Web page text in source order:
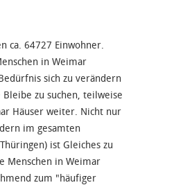
ca. 64727 Einwohner.
in Weimar
sich zu verändern
zu suchen, teilweise
Häuser weiter. Nicht nur
im gesamten
ist Gleiches zu
Menschen in Weimar
zum "häufiger